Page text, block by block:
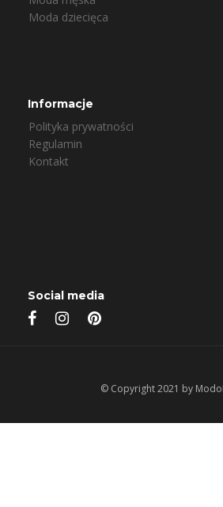
Moda dziecięca
Informacje
Polityka prywatności
Regulamin
Kontakt
Social media
© Copyright 2021 by